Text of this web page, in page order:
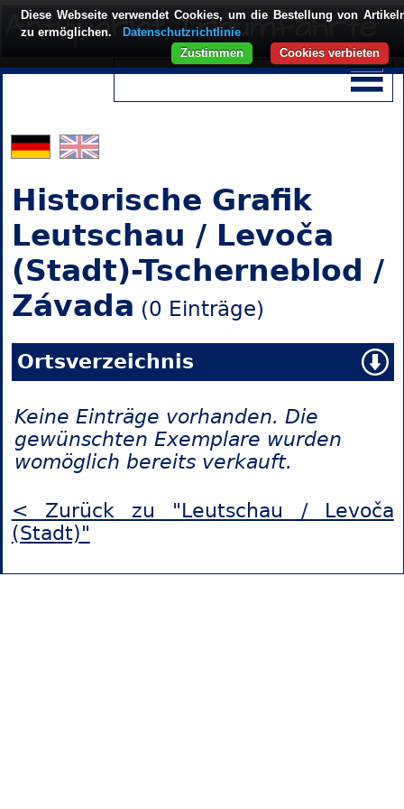
Historische Grafik
Leutschau / Levoča
(Stadt)-Tscherneblod /
Závada (0 Einträge)
Ortsverzeichnis
Keine Einträge vorhanden. Die
gewünschten Exemplare wurden
womöglich bereits verkauft.
< Zurück zu "Leutschau / Levoča
(Stadt)"
Diese Webseite verwendet Cookies, um die Bestellung von
zu ermöglichen.
Datenschutzrichtlinie
Cookies verbieten
Zustimmen